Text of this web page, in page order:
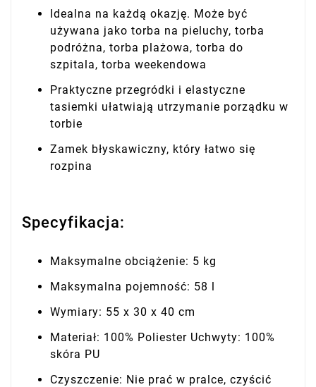
Idealna na każdą okazję. Może być
używana jako torba na pieluchy, torba
podróżna, torba plażowa, torba do
szpitala, torba weekendowa
Praktyczne przegródki i elastyczne
tasiemki ułatwiają utrzymanie porządku w
torbie
Zamek błyskawiczny, który łatwo się
rozpina
Specyfikacja:
Maksymalne obciążenie: 5 kg
Maksymalna pojemność: 58 l
Wymiary: 55 x 30 x 40 cm
Materiał: 100% Poliester Uchwyty: 100%
skóra PU
Czyszczenie: Nie prać w pralce, czyścić